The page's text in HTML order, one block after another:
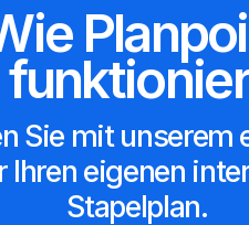
Sie mit unserem
Ihren eigenen
Stapelplan.